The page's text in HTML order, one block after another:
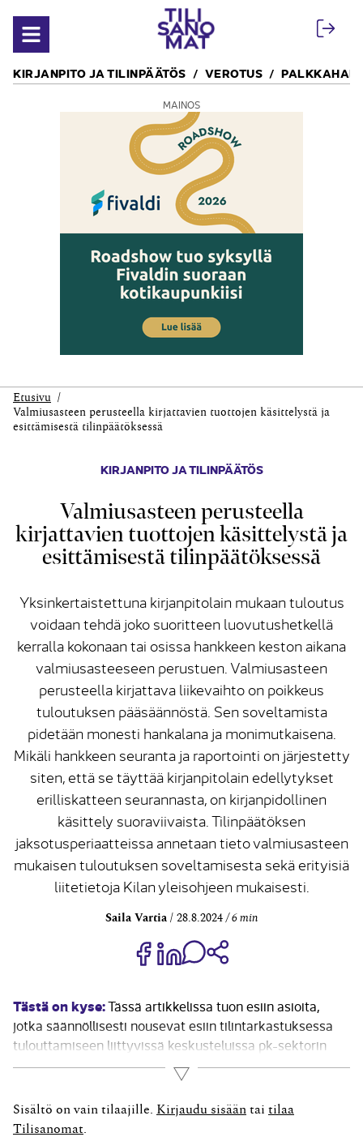
Avaa valikko
KIRJANPITO JA TILINPÄÄTÖS VEROTUS
MAINOS
Etusivu
Valmiusasteen perusteella kirjattavien tuottojen käsittelystä ja
esittämisestä tilinpäätöksessä
KIRJANPITO JA TILINPÄÄTÖS
Valmiusasteen perusteella
kirjattavien tuottojen käsittelystä ja
esittämisestä tilinpäätöksessä
Yksinkertaistettuna kirjanpitolain mukaan tuloutus
voidaan tehdä joko suoritteen luovutushetkellä
kerralla kokonaan tai osissa hankkeen keston aikana
valmiusasteeseen perustuen. Valmiusasteen
perusteella kirjattava liikevaihto on poikkeus
tuloutuksen pääsäännöstä. Sen soveltamista
pidetään monesti hankalana ja monimutkaisena.
Mikäli hankkeen seuranta ja raportointi on järjestetty
siten, että se täyttää kirjanpitolain edellytykset
erilliskatteen seurannasta, on kirjanpidollinen
käsittely suoraviivaista. Tilinpäätöksen
jaksotusperiaatteissa annetaan tieto valmiusasteen
mukaisen tuloutuksen soveltamisesta sekä erityisiä
liitetietoja Kilan yleisohjeen mukaisesti.
Saila Vartia 28.8.2024 6 min
Jaa Share on Facebook
Jaa Share on LinkedIn
Jaa WhatsApp-viestinä
Tästä on kyse:Tässä artikkelissa tuon esiin asioita,
jotka säännöllisesti nousevat esiin tilintarkastuksessa
tulouttamiseen liittyvissä keskusteluissa pk-sektorin
kirjanpitäjien ja asiakkaiden kanssa. Näissä
keskusteluissa saatetaan huomata, että
kirjanpitovelvollinen soveltaa tilinpäätösperiaatteena
valmiusasteen mukaista tuloutusta ilman että
Lue lisää
Sisältö on vain tilaajille. Kirjaudu sisään tai tilaa
Tilisanomat